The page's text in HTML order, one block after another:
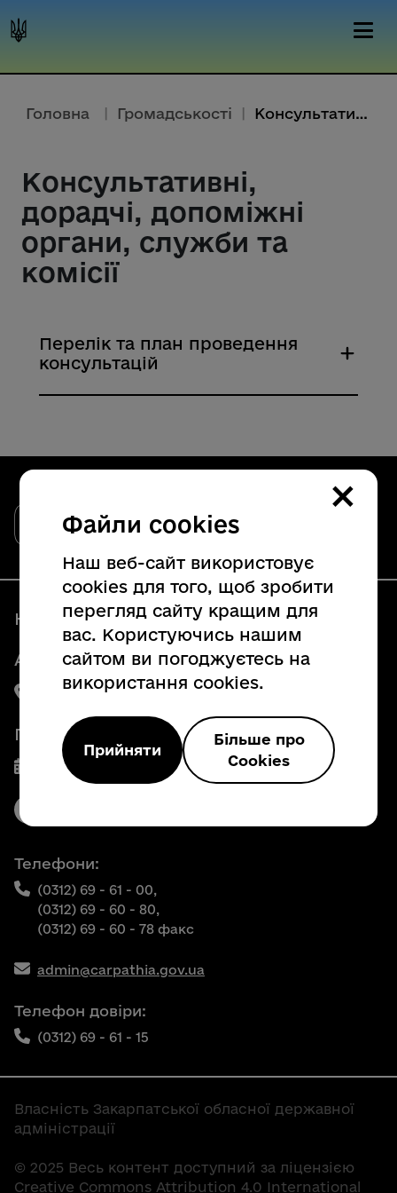
Головна | Громадськості | Консультативні, дорадчі та інші допоміжні органи
Консультативні,
дорадчі, допоміжні
органи, служби та
комісії
Перелік та план проведення
консультацій
адміністрація
Наші контакти
Адреса:
88008, м. Ужгород, пл. Народна, 4
Графік роботи
Пн. - Пт. з 8:00 до 17:00
Телефони:
(0312) 69 - 61 - 00,
(0312) 69 - 60 - 80,
(0312) 69 - 60 - 78 факс
admin@carpathia.gov.ua
Телефон довіри:
(0312) 69 - 61 - 15
Власність Закарпатської обласної державної
адміністрації
© 2025 Весь контент доступний за ліцензією
Creative Commons Attribution 4.0 International
×
Файли cookies
Наш веб-сайт використовує
cookies для того, щоб зробити
перегляд сайту кращим для
вас. Користуючись нашим
сайтом ви погоджуєтесь на
використання cookies.
Прийняти
Більше про
Cookies